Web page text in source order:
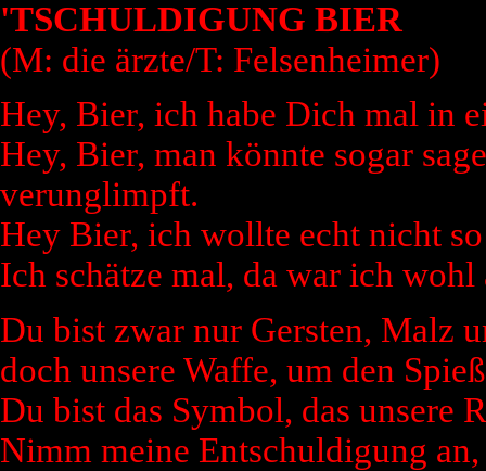
'TSCHULDIGUNG BIER
(M: die ärzte/T: Felsenheimer)
Hey, Bier, ich habe Dich mal in
Hey, Bier, man könnte sogar
verunglimpft.
Hey Bier, ich wollte echt nicht
Ich schätze mal, da war ich wohl
Du bist zwar nur Gersten, Malz
doch unsere Waffe, um den
Du bist das Symbol, das unsere
Nimm meine Entschuldigung